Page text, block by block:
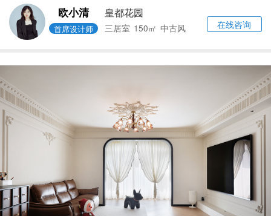
欧小清
首席设计师
皇都花园
三居室 150㎡ 中古风 在线咨询